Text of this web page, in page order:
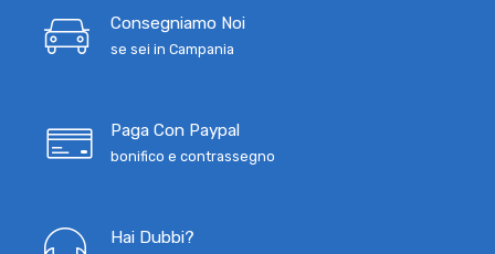
Consegniamo Noi
se sei in Campania
Paga Con Paypal
bonifico e contrassegno
Hai Dubbi?